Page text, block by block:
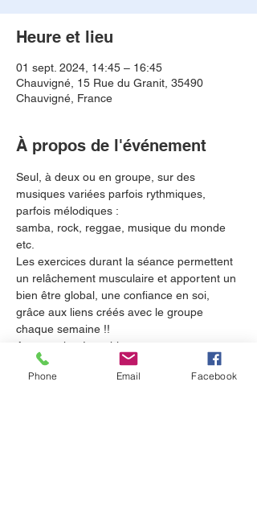
Heure et lieu
01 sept. 2024, 14:45 – 16:45
Chauvigné, 15 Rue du Granit, 35490
Chauvigné, France
À propos de l'événement
Seul, à deux ou en groupe, sur des
musiques variées parfois rythmiques,
parfois mélodiques :
samba, rock, reggae, musique du monde
etc.
Les exercices durant la séance permettent
un relâchement musculaire et apportent un
bien être global, une confiance en soi,
grâce aux liens créés avec le groupe
chaque semaine !!
Aucune chorégraphie,
aucun besoin de savoir danser,
juste la joie de se mettre en mouvement!
Phone Email Facebook